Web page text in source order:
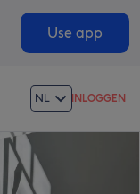
Use app
NL INLOGGEN